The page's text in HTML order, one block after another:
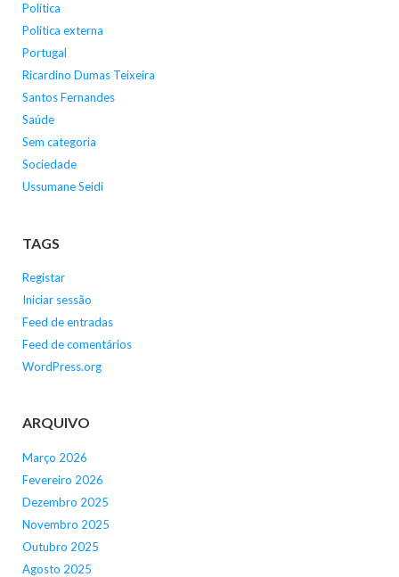
Política
Política externa
Portugal
Ricardino Dumas Teixeira
Santos Fernandes
Saúde
Sem categoria
Sociedade
Ussumane Seidi
TAGS
Registar
Iniciar sessão
Feed de entradas
Feed de comentários
WordPress.org
ARQUIVO
Março 2026
Fevereiro 2026
Dezembro 2025
Novembro 2025
Outubro 2025
Agosto 2025